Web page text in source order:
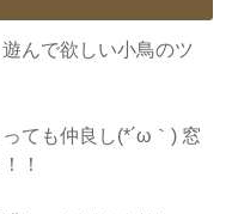
んで欲しい小鳥のツ
ても仲良し(*´ω｀) 窓
！